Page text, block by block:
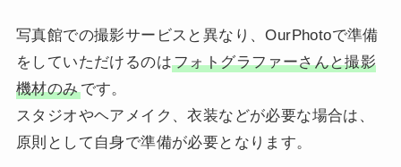
写真館での撮影サービスと異なり、OurPhotoで準備
をしていただけるのはフォトグラファーさんと撮影
機材のみです。
スタジオやヘアメイク、衣装などが必要な場合は、
原則として自身で準備が必要となります。